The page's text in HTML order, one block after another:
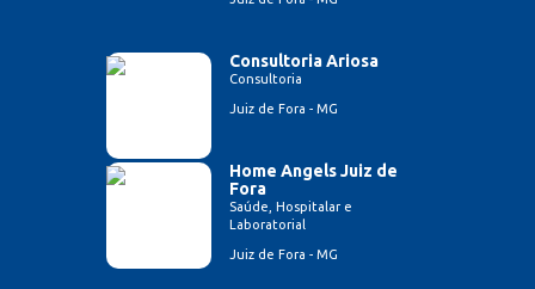
Consultoria Ariosa
Consultoria
Juiz de Fora - MG
Home Angels Juiz de
Fora
Saúde, Hospitalar e
Laboratorial
Juiz de Fora - MG